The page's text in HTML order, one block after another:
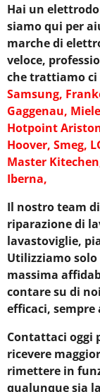
Hai un
siamo qui per
marche di
veloce,
che trattiamo ci
Samsung,
Gaggenau,
Hotpoint
Hoover, Smeg,
Master
Iberna,
Il nostro team
riparazione di
lavastoviglie,
Utilizziamo
massima
contare su di
efficaci, sempre
Contattaci oggi
ricevere
rimettere in
qualunque sia